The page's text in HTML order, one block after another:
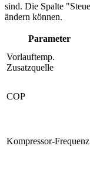
sind. Die Spalte
ändern können.
Parameter
Vorlauftemp.
Zusatzquelle
COP
Kompressor-Frequenz